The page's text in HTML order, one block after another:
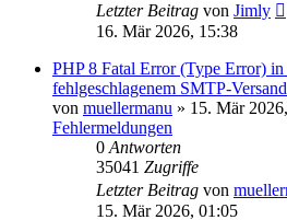
Letzter Beitrag von Jimly
16. Mär 2026, 15:38
PHP 8 Fatal Error (Type Error)
fehlgeschlagenem SMTP-
von muellermanu » 15. Mär
Fehlermeldungen
0 Antworten
35041 Zugriffe
Letzter Beitrag von
15. Mär 2026, 01:05